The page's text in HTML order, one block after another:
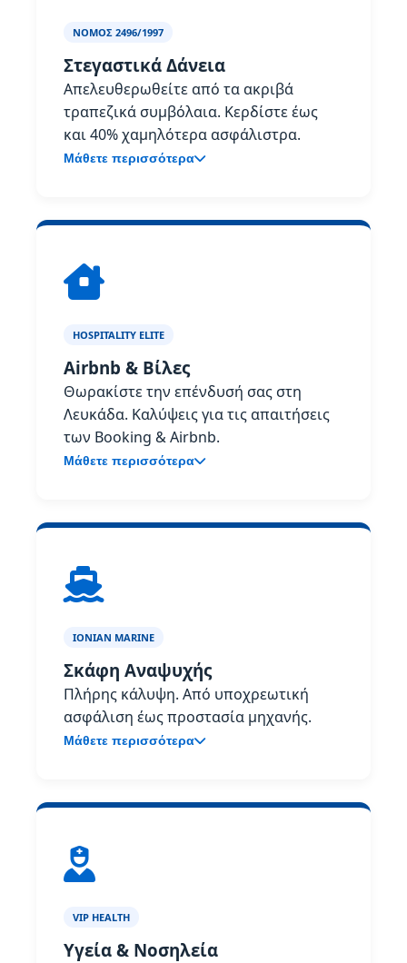
ΝΌΜΟΣ 2496/1997
Στεγαστικά Δάνεια
Απελευθερωθείτε από τα ακριβά
τραπεζικά συμβόλαια. Κερδίστε έως
και 40% χαμηλότερα ασφάλιστρα.
Μάθετε περισσότερα
HOSPITALITY ELITE
Airbnb & Βίλες
Θωρακίστε την επένδυσή σας στη
Λευκάδα. Καλύψεις για τις απαιτήσεις
των Booking & Airbnb.
Μάθετε περισσότερα
IONIAN MARINE
Σκάφη Αναψυχής
Πλήρης κάλυψη. Από υποχρεωτική
ασφάλιση έως προστασία μηχανής.
Μάθετε περισσότερα
VIP HEALTH
Υγεία & Νοσηλεία